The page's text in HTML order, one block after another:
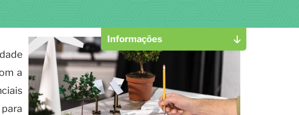
a
Informações